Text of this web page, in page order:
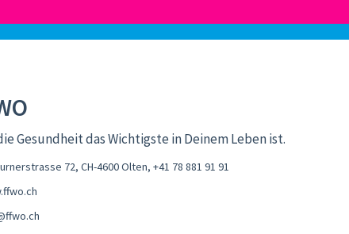
Gesundheit das Wichtigste in Deinem Leben ist.
72, CH-4600 Olten, +41 78 881 91 91